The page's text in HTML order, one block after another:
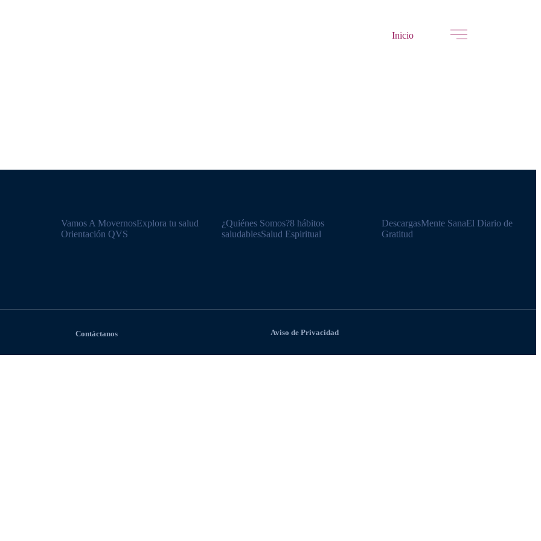
Inicio
Vamos A MovernosExplora tu salud​
Orientación QVS
¿Quiénes Somos?8 hábitos
saludablesSalud Espiritual
DescargasMente SanaEl Diario de
Gratitud
Contáctanos Aviso de Privacidad